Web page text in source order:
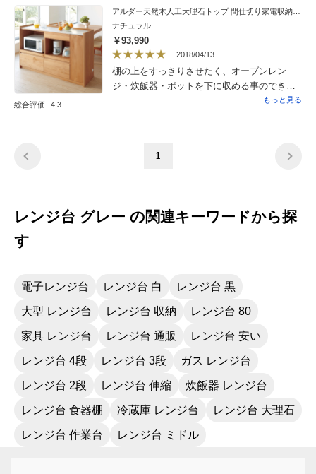
で、奥の物も取り出しやすく使い勝手がよい
です。ただ一つ難点は、角が尖ってることで
す。腕を3〜4回傷つけて、やっと反射的に触
れない感覚を身につけましたが…。角が丸
まっていれば星五つでした。
総合評価 4.3
アルダー天然木人工大理石トップ 間仕切り家電収納キッチンカウンター 幅144cm
ナチュラル
￥93,990
2018/04/13
棚の上をすっきりさせたく、オーブンレン
ジ・炊飯器・ポットを下に収める事のできる
ものを探していました。他にあっても、素材
メージ通りで、引き出しの感じもスムーズで
もっと見る
1
レンジ台 グレー の関連キーワードから探
す
電子レンジ台 レンジ台 白 レンジ台 黒
大型 レンジ台 レンジ台 収納 レンジ台 80
家具 レンジ台 レンジ台 通販 レンジ台 安い
レンジ台 4段 レンジ台 3段 ガス レンジ台
レンジ台 2段 レンジ台 伸縮 炊飯器 レンジ台
レンジ台 食器棚 冷蔵庫 レンジ台 レンジ台 大理石
レンジ台 作業台 レンジ台 ミドル